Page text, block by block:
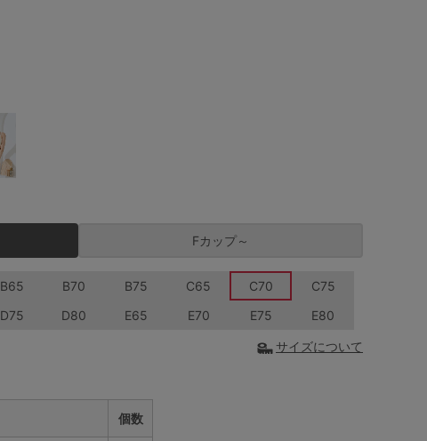
Fカップ～
B65 B70 B75 C65 C70
C75
D75 D80 E65 E70 E75 E80
サイズについて
個数